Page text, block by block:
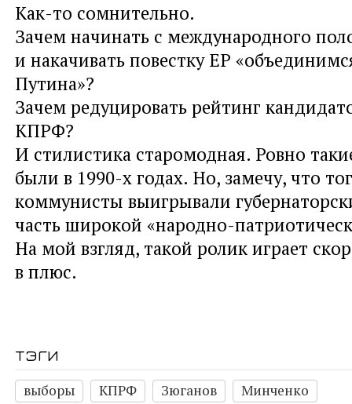
Как-то сомнительно.
Зачем начинать с международного
и накачивать повестку ЕР
Путина»?
Зачем редуцировать рейтинг
КПРФ?
И стилистика старомодная. Ровно
были в 1990-х годах. Но, замечу, что
коммунисты выигрывали
часть широкой «народно-
На мой взгляд, такой ролик играет
в плюс.
тэги
выборы КПРФ Зюганов Минченко